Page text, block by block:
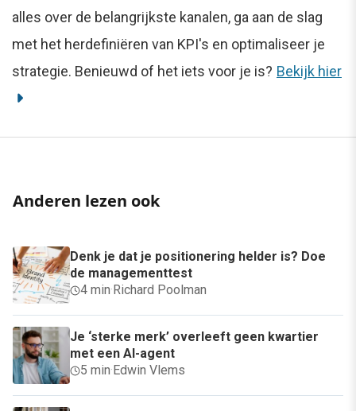
alles over de belangrijkste kanalen, ga aan de slag
met het herdefiniëren van KPI's en optimaliseer je
strategie. Benieuwd of het iets voor je is? Bekijk hier
Anderen lezen ook
Denk je dat je positionering helder is? Doe
de managementtest
4 min·Richard Poolman
Je ‘sterke merk’ overleeft geen kwartier
met een AI-agent
5 min·Edwin Vlems